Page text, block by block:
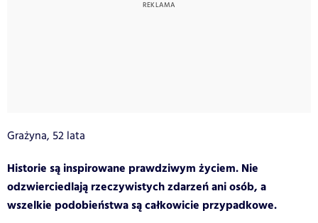
Grażyna, 52 lata
Historie są inspirowane prawdziwym życiem. Nie
odzwierciedlają rzeczywistych zdarzeń ani osób, a
wszelkie podobieństwa są całkowicie przypadkowe.